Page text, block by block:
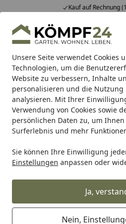
Unsere Seite verwendet Cookies
Technologien, um die
Website zu verbessern, Inhalte
personalisieren und die Nutzung
analysieren. Mit Ihrer
Verwendung von Cookies sowie
persönlichen Daten zu, um
Surferlebnis und mehr
Sie können Ihre Einwilligung
Einstellungen anpassen oder
Ja,
Nein,
Kauf auf Rechnung
Alle Produkte
Mein Konto
Suchen
Startseite
Meister Meister Leisten
Meister
(streichfähig) 2222
MK/15MK/